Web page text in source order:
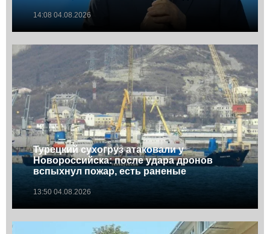
14:08 04.08.2026
Турецкий сухогруз атаковали у
Новороссийска: после удара дронов
вспыхнул пожар, есть раненые
13:50 04.08.2026